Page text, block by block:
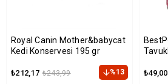
Royal Canin Mother&babycat
Kedi Konservesi 195 gr
₺212,17 ₺243,99 %13 ₺49,00